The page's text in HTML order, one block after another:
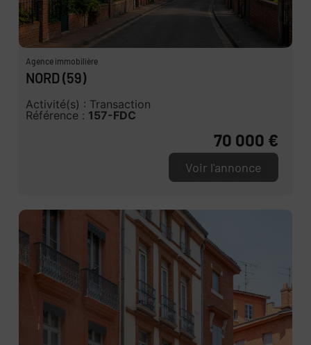
Agence immobilière
NORD (59)
Activité(s) : Transaction
Référence : 157-FDC
70 000 €
Voir l'annonce